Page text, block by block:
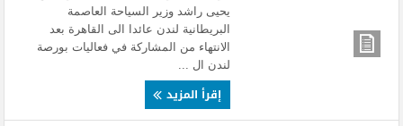
يحيى راشد وزير السياحة العاصمة
البريطانية لندن عائدا الى القاهرة بعد
الانتهاء من المشاركة في فعاليات بورصة
لندن ال ...
إقرأ المزيد